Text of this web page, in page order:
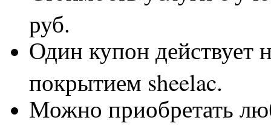
руб.
Один купон действует
покрытием sheelac.
Можно приобретать